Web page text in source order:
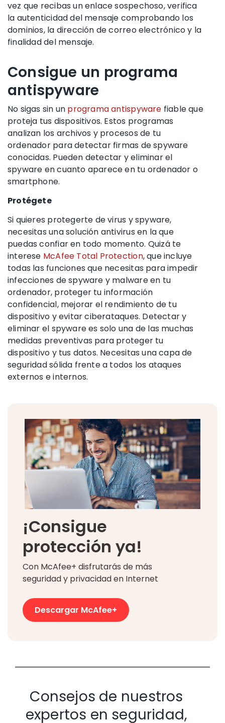
vez que recibas un enlace sospechoso, verifica
la autenticidad del mensaje comprobando los
dominios, la dirección de correo electrónico y la
finalidad del mensaje.
Consigue un programa
antispyware
No sigas sin un programa antispyware fiable que
proteja tus dispositivos. Estos programas
analizan los archivos y procesos de tu
ordenador para detectar firmas de spyware
conocidas. Pueden detectar y eliminar el
spyware en cuanto aparece en tu ordenador o
smartphone.
Protégete
Si quieres protegerte de virus y spyware,
necesitas una solución antivirus en la que
puedas confiar en todo momento. Quizá te
interese McAfee Total Protection, que incluye
todas las funciones que necesitas para impedir
infecciones de spyware y malware en tu
ordenador, proteger tu información
confidencial, mejorar el rendimiento de tu
dispositivo y evitar ciberataques. Detectar y
eliminar el spyware es solo una de las muchas
medidas preventivas para proteger tu
dispositivo y tus datos. Necesitas una capa de
seguridad sólida frente a todos los ataques
externos e internos.
¡Consigue
protección ya!
Con McAfee+ disfrutarás de más
seguridad y privacidad en Internet
Descargar McAfee+
Consejos de nuestros
expertos en seguridad,